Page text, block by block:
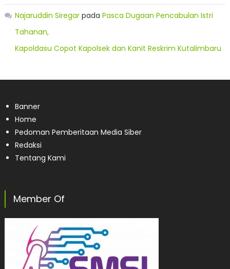
Najaruddin Siregarpada Pasca Dugaan Pencabulan Istri
Tahanan,
Kapoldasu Copot Kapolsek dan Kanit Reskrim Kutalimbaru
Banner
Home
Pedoman Pemberitaan Media Siber
Redaksi
Tentang Kami
Member Of